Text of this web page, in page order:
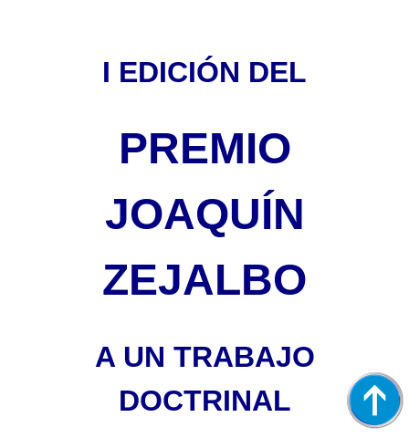
I EDICIÓN DEL
PREMIO
JOAQUÍN
ZEJALBO
A UN TRABAJO
DOCTRINAL